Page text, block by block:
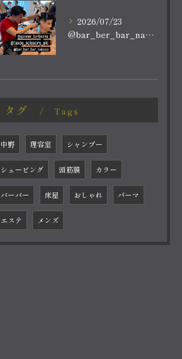
2026/07/23
@bar_ber_bar_nakano
タグ Tags
中野 理容室 シャンプー
シェービング 頭筋膜 カラー
バーバー 床屋 おしゃれ パーマ
エステ メンズ